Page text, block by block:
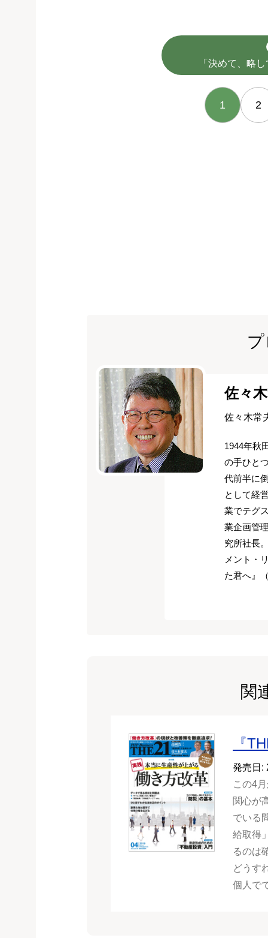
「決めて、略
1 2
佐々
佐々木常
1944年秋
の手ひと
代前半に
として経
業でテグ
業企画管
究所社長
メント・
た君へ』
関
『
発売日:
この4
関心が
でいる
給取得
るのは
どうす
個人で